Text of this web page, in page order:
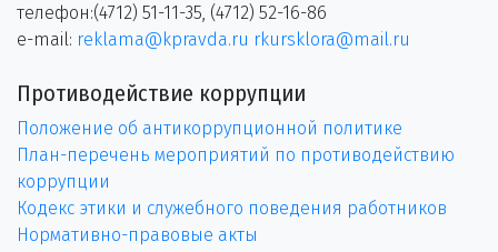
телефон:(4712) 51-11-35, (4712) 52-16-86
e-mail: reklama@kpravda.ru rkursklora@mail.ru
Противодействие коррупции
Положение об антикоррупционной политике
План-перечень мероприятий по противодействию
коррупции
Кодекс этики и служебного поведения работников
Нормативно-правовые акты